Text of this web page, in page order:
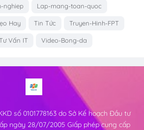
nghiep Lap-mang-toan-quoc
Hay Tin Tức Truyen-Hinh-FPT
Vấn IT Video-Bong-da
số 0101778163 do Sở Kế hoạch Đầu tư
ngày 28/07/2005 Giấp phép cung cấp